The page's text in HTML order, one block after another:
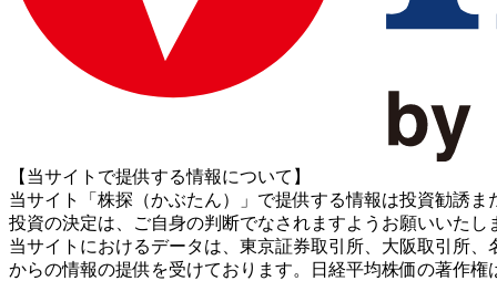
【当サイトで提供する情報について】
当サイト「株探（かぶたん）」で提供する情報は投資勧誘
投資の決定は、ご自身の判断でなされますようお願いいたし
当サイトにおけるデータは、東京証券取引所、大阪取引所、
からの情報の提供を受けております。日経平均株価の著作